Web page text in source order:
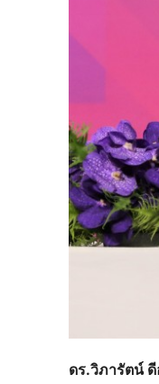
ดร.วิภารัตน์